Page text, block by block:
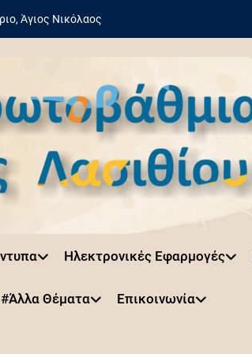
Άγιος Νικόλαος
Ηλεκτρονικές Εφαρμογές
#Άλλα Θέματα Επικοινωνία